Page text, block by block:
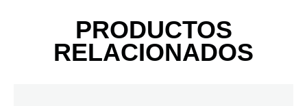
PRODUCTOS
RELACIONADOS